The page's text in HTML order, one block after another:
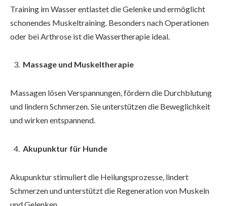
Training im Wasser entlastet die Gelenke und ermöglicht
schonendes Muskeltraining. Besonders nach Operationen
oder bei Arthrose ist die Wassertherapie ideal.
Massage und Muskeltherapie
Massagen lösen Verspannungen, fördern die Durchblutung
und lindern Schmerzen. Sie unterstützen die Beweglichkeit
und wirken entspannend.
Akupunktur für Hunde
Akupunktur stimuliert die Heilungsprozesse, lindert
Schmerzen und unterstützt die Regeneration von Muskeln